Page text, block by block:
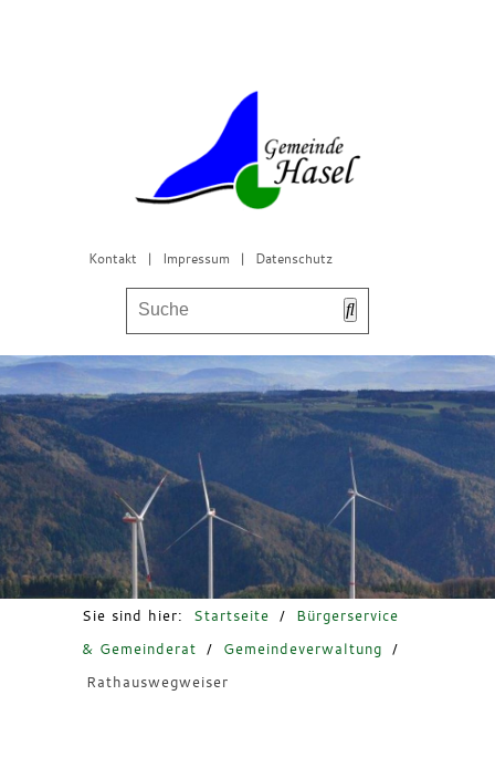
Kontakt | Impressum | Datenschutz
Bürgerservice & Gemeinderat
Leben in Hasel
Freizeit & Tourismus
Sie sind hier: Startseite /
Bürgerservice
& Gemeinderat
/ Gemeindeverwaltung
/
Rathauswegweiser